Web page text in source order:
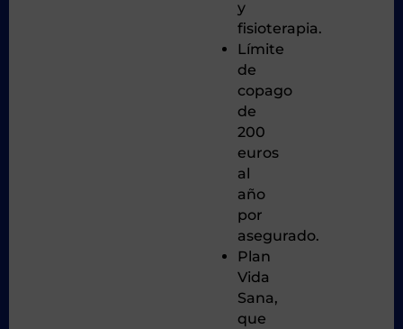
y
fisioterapia.
Límite
de
copago
de
200
euros
al
año
por
asegurado.
Plan
Vida
Sana,
que